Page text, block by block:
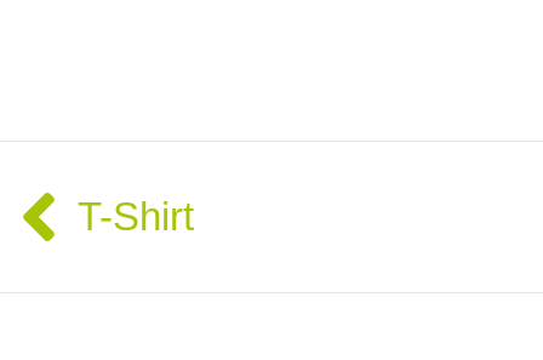
Zurück
T-Shirt